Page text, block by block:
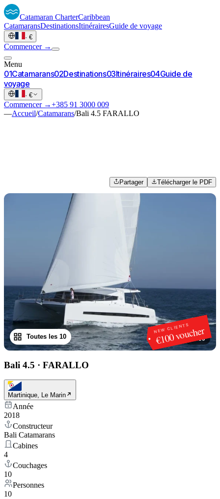
Catamaran CharterCaribbean
CatamaransDestinationsItinérairesGuide de voyage
· €
Commencer →
Menu
01Catamarans02Destinations03Itinéraires04Guide de
voyage
· €
Commencer →+385 91 3000 009
—Accueil/Catamarans/Bali 4.5 FARALLO
Partager Télécharger le PDF
NEW CLIENTS
€100 voucher
1/10
Toutes les 10
Bali 4.5 · FARALLO
Martinique, Le Marin
Année
2018
Constructeur
Bali Catamarans
Cabines
4
Couchages
10
Personnes
10